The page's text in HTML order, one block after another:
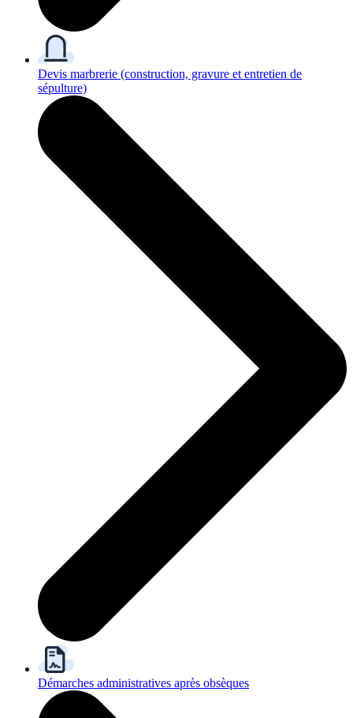
Devis marbrerie (construction, gravure et entretien de
sépulture)
Démarches administratives après obsèques